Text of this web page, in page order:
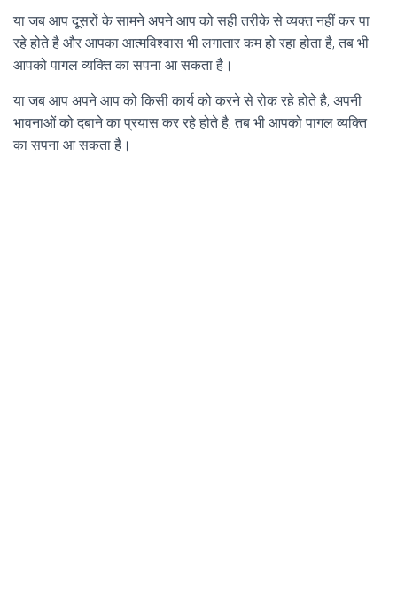
या जब आप दूसरों के सामने अपने आप को सही तरीके से व्यक्त नहीं कर पा
रहे होते है और आपका आत्मविश्वास भी लगातार कम हो रहा होता है, तब भी
आपको पागल व्यक्ति का सपना आ सकता है।
या जब आप अपने आप को किसी कार्य को करने से रोक रहे होते है, अपनी
भावनाओं को दबाने का प्रयास कर रहे होते है, तब भी आपको पागल व्यक्ति
का सपना आ सकता है।